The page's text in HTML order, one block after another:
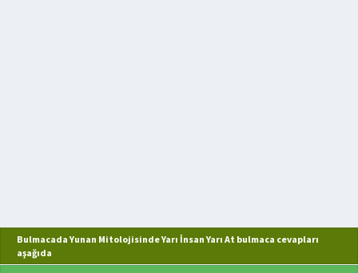
Bulmacada Yunan Mitolojisinde Yarı İnsan Yarı At bulmaca cevapları
aşağıda